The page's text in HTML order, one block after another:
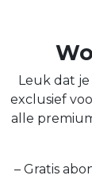
Leuk dat je
exclusief
alle
– Gratis